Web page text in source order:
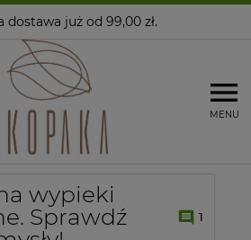
dostawa już od 99,00 zł.
MENU
wypieki
Sprawdź
1